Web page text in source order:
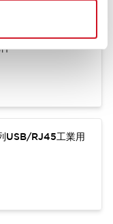
USB/RJ45工業用